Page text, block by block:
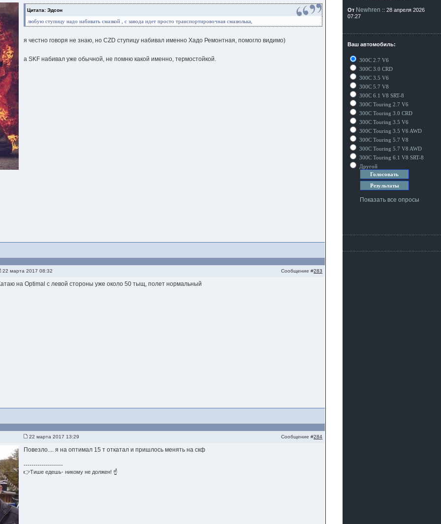
Цитата: Эдсон
любую ступицу надо набивать смазкой , с завода идет просто транспортировочная смазюлька,
я честно говоря не знаю, но CZD ступицу набивал именно Хадо Ремонтная, помогло видимо)
а SKF набивал уже обычной, не помню какой именно, термостойкой.
22 марта 2017 08:32 Сообщение #283
на Optimal с левой стороны уже около 50 тыщ, полет нормальный
22 марта 2017 13:29 Сообщение #284
Повезло.... я на оптимал 15 т откатал и пришлось менять на скф
--------------------
👉Тише едешь- никому не должен! ☝
От Newhren :: 28 апреля 2026
07:27
Ваш автомобиль:
300C 2.7 V6
300C 3.0 CRD
300C 3.5 V6
300C 5.7 V8
300C 6.1 V8 SRT-8
300C Touring 2.7 V6
300C Touring 3.0 CRD
300C Touring 3.5 V6
300C Touring 3.5 V6 AWD
300C Touring 5.7 V8
300C Touring 5.7 V8 AWD
300C Touring 6.1 V8 SRT-8
Другой
Показать все опросы